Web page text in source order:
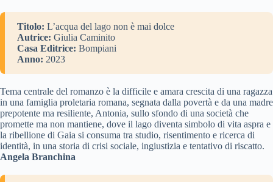
Titolo: L’acqua del lago non è mai dolce
Autrice: Giulia Caminito
Casa Editrice: Bompiani
Anno: 2023
Tema centrale del romanzo è la difficile e amara crescita di una ragazza
in una famiglia proletaria romana, segnata dalla povertà e da una madre
prepotente ma resiliente, Antonia, sullo sfondo di una società che
promette ma non mantiene, dove il lago diventa simbolo di vita aspra e
la ribellione di Gaia si consuma tra studio, risentimento e ricerca di
identità, in una storia di crisi sociale, ingiustizia e tentativo di riscatto.
Angela Branchina